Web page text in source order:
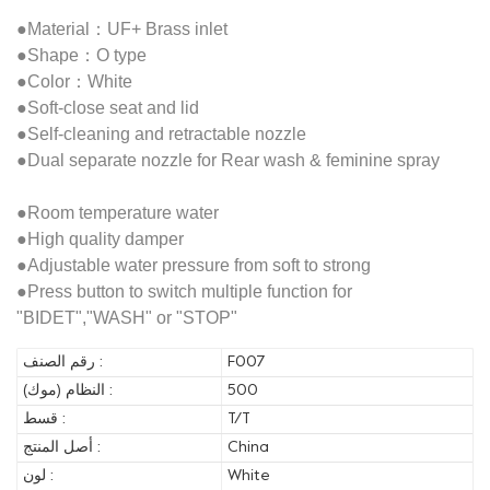
●Material：UF+ Brass inlet
●Shape：O type
●Color：White
●Soft-close seat and lid
●Self-cleaning and retractable nozzle
●Dual separate nozzle for Rear wash & feminine spray
●Room temperature water
●High quality damper
●Adjustable water pressure from soft to strong
●Press button to switch multiple function for
"BIDET","WASH" or "STOP"
رقم الصنف :
F007
النظام (موك) :
500
قسط :
T/T
أصل المنتج :
China
لون :
White